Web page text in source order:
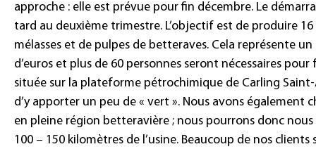
approche : elle est prévue pour fin décembre. Le
tard au deuxième trimestre. L’objectif est de produire
mélasses et de pulpes de betteraves. Cela représente
d’euros et plus de 60 personnes seront nécessaires
située sur la plateforme pétrochimique de Carling
d’y apporter un peu de « vert ». Nous avons
en pleine région betteravière ; nous pourrons donc
100 – 150 kilomètres de l’usine. Beaucoup de nos